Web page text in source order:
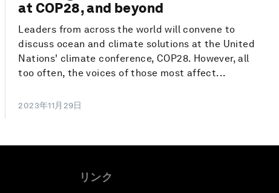
at COP28, and beyond
Leaders from across the world will convene to
discuss ocean and climate solutions at the United
Nations' climate conference, COP28. However, all
too often, the voices of those most affect...
2023年11月29日
リンク